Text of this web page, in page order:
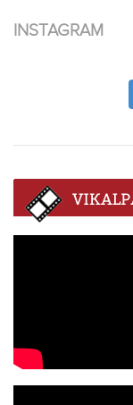
INSTAGRAM